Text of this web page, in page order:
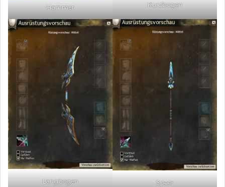
Hammer Kurzbogen
Langbogen Speer